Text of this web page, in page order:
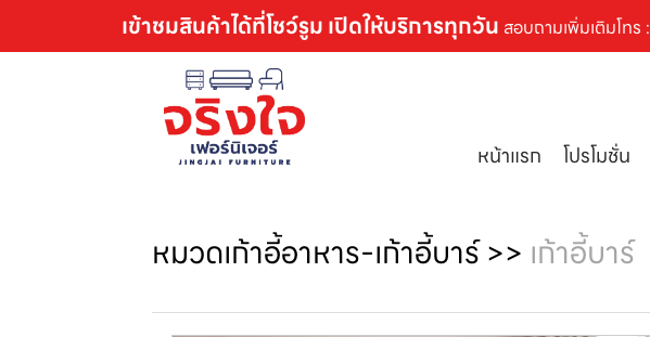
เข้าชมสินค้าได้ที่โชว์รูม เปิดให้บริการทุกวัน สอบถามเพิ่มเติมโทร :
หน้าแรก โปรโมชั่น
หมวดเก้าอี้อาหาร-เก้าอี้บาร์>> เก้าอี้บาร์